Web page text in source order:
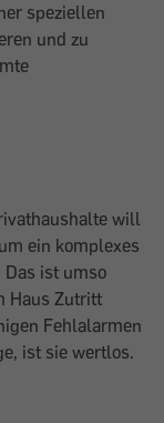
speziellen
und zu
will
ein komplexes
ist umso
Haus Zutritt
Fehlalarmen
ist sie wertlos.